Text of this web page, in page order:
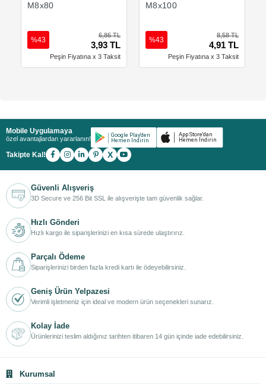
M8x80
6,86 TL
3,93 TL
%43
Peşin Fiyatına x 3 Taksit
M8x100
8,58 TL
4,91 TL
%43
Peşin Fiyatına x 3 Taksit
Mobile Uygulamaya
özel avantajlardan yararlanın!
Takipte Kal! X
Güvenli Alışveriş
3D Secure ve 256 Bit SSL ile alışverişte tam güvenlik sağlar.
Hızlı Gönderi
Hızlı kargo ile siparişlerinizi en kısa sürede ulaştırırız.
Parçalı Ödeme
Siparişlerinizi birden fazla kredi kartı ile ödeyebilirsiniz.
Geniş Ürün Yelpazesi
Verimli işletmeniz için ideal ve modern ürün seçenekleri sunarız.
Kolay İade
Ürünlerinizi teslim aldığınız tarihten itibaren 14 gün içinde iade edebilirsiniz.
Kurumsal